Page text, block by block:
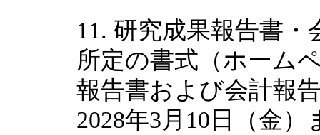
11. 研究成果報告書
所定の書式（ホーム
報告書および会計報
2028年3月10日（金